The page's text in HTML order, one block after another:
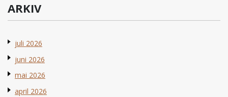
ARKIV
juli 2026
juni 2026
mai 2026
april 2026